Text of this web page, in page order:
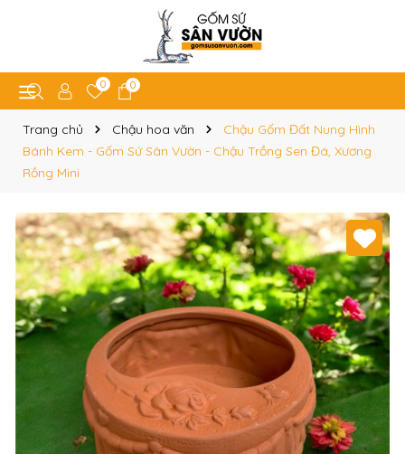
0 0
Trang chủ Chậu hoa văn
Chậu Gốm Đất Nung Hình
Bánh Kem - Gốm Sứ Sân Vườn - Chậu Trồng Sen Đá, Xương
Rồng Mini